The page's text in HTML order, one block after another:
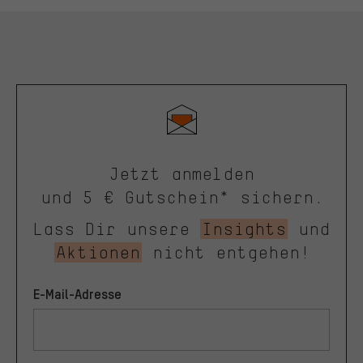
Jetzt anmelden
und 5 € Gutschein* sichern.
Lass Dir unsere
Insights
und
Aktionen
nicht entgehen!
E-Mail-Adresse